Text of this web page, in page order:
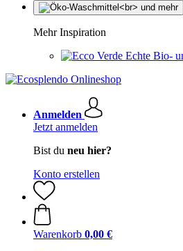
Mehr Inspiration
Echte Bio-
Anmelden
Jetzt anmelden
Bist du neu hier?
Konto erstellen
Warenkorb 0,00 €